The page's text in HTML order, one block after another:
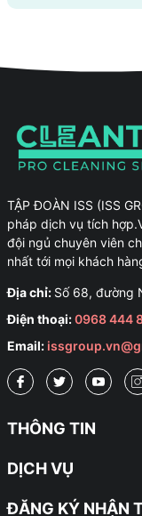
công nghiệp uy tín
TẬP ĐOÀN ISS (ISS
pháp dịch vụ tích
đội ngủ chuyên viên
nhất tới mọi khách
Địa chỉ: Số 68, đường
Điện thoại:0968 444
Email:
THÔNG TIN
DỊCH VỤ
ĐĂNG KÝ NHẬN